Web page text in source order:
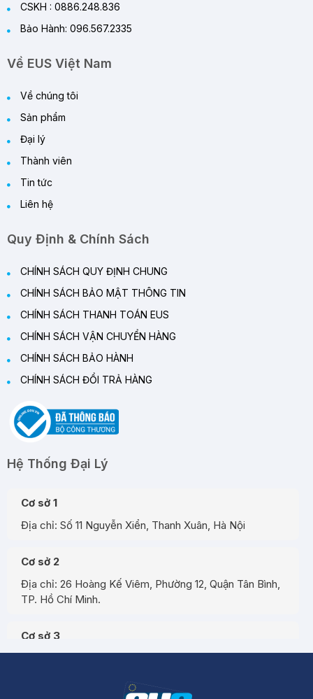
CSKH : 0886.248.836
Bảo Hành: 096.567.2335
Về EUS Việt Nam
Về chúng tôi
Sản phẩm
Đại lý
Thành viên
Tin tức
Liên hệ
Quy Định & Chính Sách
CHÍNH SÁCH QUY ĐỊNH CHUNG
CHÍNH SÁCH BẢO MẬT THÔNG TIN
CHÍNH SÁCH THANH TOÁN EUS
CHÍNH SÁCH VẬN CHUYỂN HÀNG
CHÍNH SÁCH BẢO HÀNH
CHÍNH SÁCH ĐỔI TRẢ HÀNG
Hệ Thống Đại Lý
Cơ sở 1
Địa chỉ: Số 11 Nguyễn Xiển, Thanh Xuân, Hà Nội
Cơ sở 2
Địa chỉ: 26 Hoàng Kế Viêm, Phường 12, Quận Tân Bình,
TP. Hồ Chí Minh.
Cơ sở 3